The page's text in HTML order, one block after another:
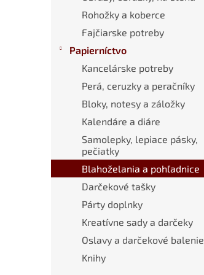
Rohožky a koberce
Fajčiarske potreby
Papierníctvo
Kancelárske potreby
Perá, ceruzky a peračníky
Bloky, notesy a záložky
Kalendáre a diáre
Samolepky, lepiace pásky,
pečiatky
Blahoželania a pohľadnice
Darčekové tašky
Párty doplnky
Kreatívne sady a darčeky
Oslavy a darčekové balenie
Knihy